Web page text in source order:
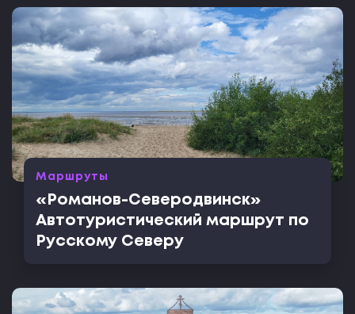
Маршруты
«Романов-Северодвинск»
Автотуристический маршрут по
Русскому Северу